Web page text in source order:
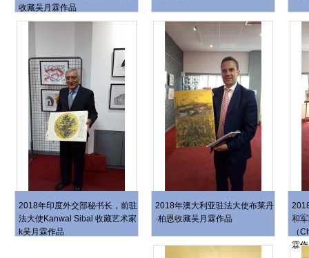
收藏吴月霖作品
2018年印度外交部秘书长，前驻
法大使Kanwal Sibal 收藏艺术家
k吴月霖作品
2018年澳大利亚驻法大使布莱丹
·柏恩收藏吴月霖作品
和
（
霖